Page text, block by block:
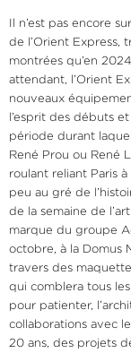
Il n’est pas encore
de l’Orient Express,
montrées qu’en
attendant, l’Orient
nouveaux
l’esprit des débuts
période durant
René Prou ou René
roulant reliant Paris
peu au gré de
de la semaine de
marque du groupe
octobre, à la Domus
travers des
qui comblera tous
pour patienter,
collaborations avec
20 ans, des projets